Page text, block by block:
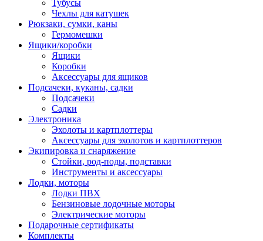
Тубусы
Чехлы для катушек
Рюкзаки, сумки, каны
Гермомешки
Ящики/коробки
Ящики
Коробки
Аксессуары для ящиков
Подсачеки, куканы, садки
Подсачеки
Садки
Электроника
Эхолоты и картплоттеры
Аксессуары для эхолотов и картплоттеров
Экипировка и снаряжение
Стойки, род-поды, подставки
Инструменты и аксессуары
Лодки, моторы
Лодки ПВХ
Бензиновые лодочные моторы
Электрические моторы
Подарочные сертификаты
Комплекты